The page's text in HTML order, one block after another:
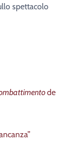
spettacolo
de